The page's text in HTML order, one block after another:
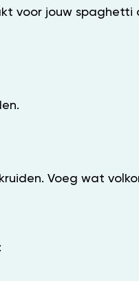
voor jouw spaghetti
Voeg wat